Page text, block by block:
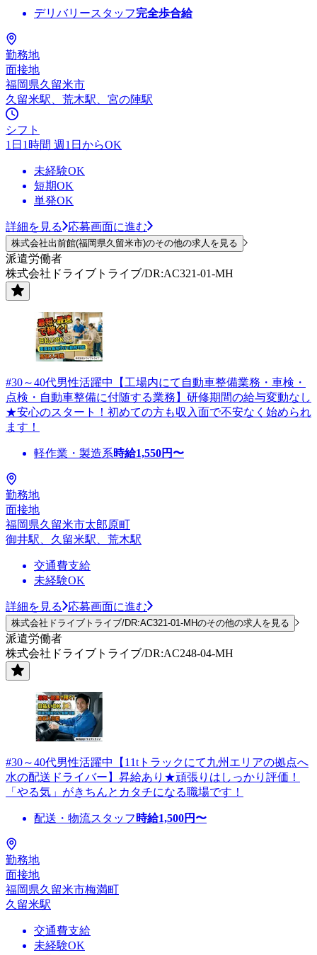
デリバリースタッフ完全歩合給
勤務地
面接地
福岡県久留米市
久留米駅、荒木駅、宮の陣駅
シフト
1日1時間 週1日からOK
未経験OK
短期OK
単発OK
詳細を見る 応募画面に進む
株式会社出前館(福岡県久留米市)のその他の求人を見る
派遣労働者
株式会社ドライブトライブ/DR:AC321-01-MH
#30～40代男性活躍中【工場内にて自動車整備業務・車検・
点検・自動車整備に付随する業務】研修期間の給与変動なし
★安心のスタート！初めての方も収入面で不安なく始められ
ます！
軽作業・製造系時給1,550円〜
勤務地
面接地
福岡県久留米市太郎原町
御井駅、久留米駅、荒木駅
交通費支給
未経験OK
詳細を見る 応募画面に進む
株式会社ドライブトライブ/DR:AC321-01-MHのその他の求人を見る
派遣労働者
株式会社ドライブトライブ/DR:AC248-04-MH
#30～40代男性活躍中【11tトラックにて九州エリアの拠点へ
水の配送ドライバー】昇給あり★頑張りはしっかり評価！
「やる気」がきちんとカタチになる職場です！
配送・物流スタッフ 時給1,500円〜
勤務地
面接地
福岡県久留米市梅満町
久留米駅
交通費支給
未経験OK